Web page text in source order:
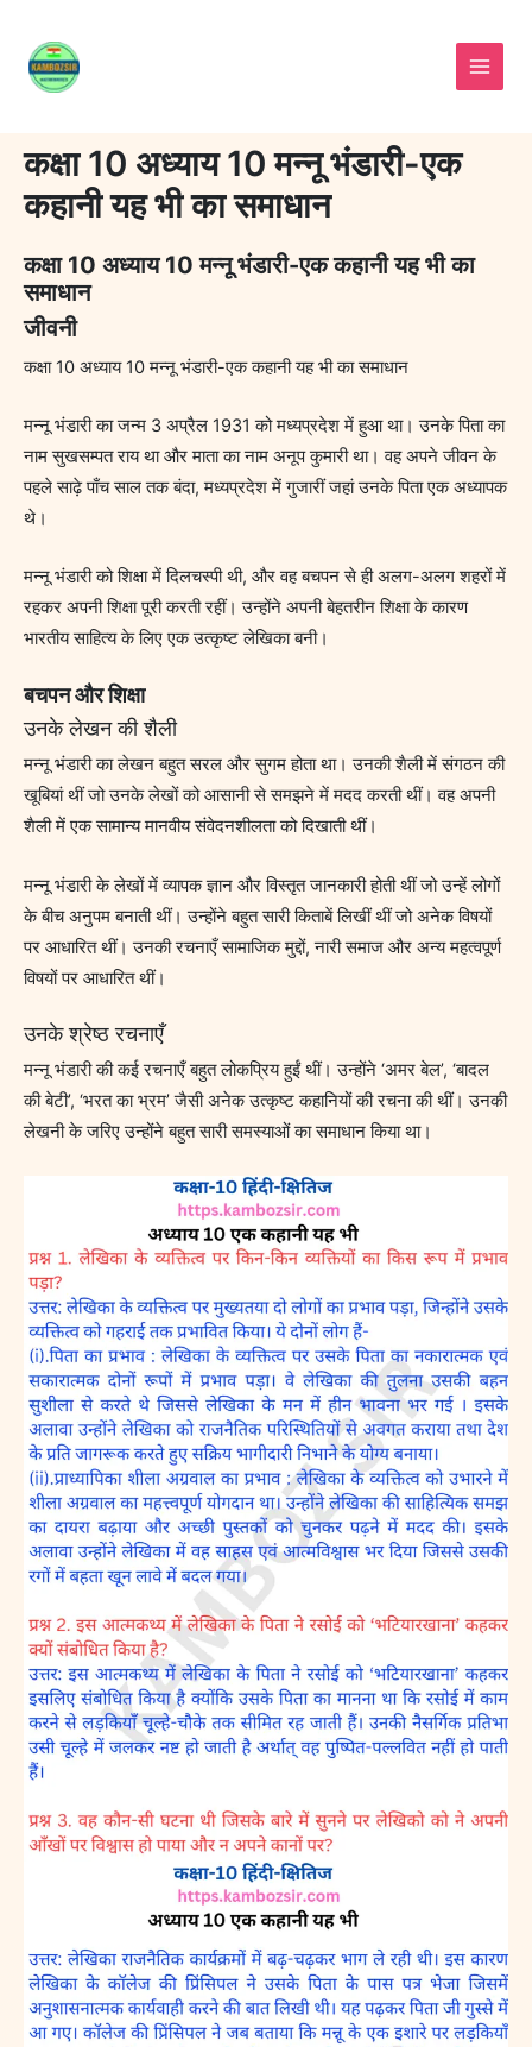
content
कक्षा 10 अध्याय 10 मन्नू भंडारी-एक
कहानी यह भी का समाधान
कक्षा 10 अध्याय 10 मन्नू भंडारी-एक कहानी यह भी का
समाधान
जीवनी
कक्षा 10 अध्याय 10 मन्नू भंडारी-एक कहानी यह भी का समाधान
मन्नू भंडारी का जन्म 3 अप्रैल 1931 को मध्यप्रदेश में हुआ था। उनके पिता का
नाम सुखसम्पत राय था और माता का नाम अनूप कुमारी था। वह अपने जीवन के
पहले साढ़े पाँच साल तक बंदा, मध्यप्रदेश में गुजारीं जहां उनके पिता एक अध्यापक
थे।
मन्नू भंडारी को शिक्षा में दिलचस्पी थी, और वह बचपन से ही अलग-अलग शहरों में
रहकर अपनी शिक्षा पूरी करती रहीं। उन्होंने अपनी बेहतरीन शिक्षा के कारण
भारतीय साहित्य के लिए एक उत्कृष्ट लेखिका बनी।
बचपन और शिक्षा
उनके लेखन की शैली
मन्नू भंडारी का लेखन बहुत सरल और सुगम होता था। उनकी शैली में संगठन की
खूबियां थीं जो उनके लेखों को आसानी से समझने में मदद करती थीं। वह अपनी
शैली में एक सामान्य मानवीय संवेदनशीलता को दिखाती थीं।
मन्नू भंडारी के लेखों में व्यापक ज्ञान और विस्तृत जानकारी होती थीं जो उन्हें लोगों
के बीच अनुपम बनाती थीं। उन्होंने बहुत सारी किताबें लिखीं थीं जो अनेक विषयों
पर आधारित थीं। उनकी रचनाएँ सामाजिक मुद्दों, नारी समाज और अन्य महत्वपूर्ण
विषयों पर आधारित थीं।
उनके श्रेष्ठ रचनाएँ
मन्नू भंडारी की कई रचनाएँ बहुत लोकप्रिय हुईं थीं। उन्होंने ‘अमर बेल’, ‘बादल
की बेटी’, ‘भरत का भ्रम’ जैसी अनेक उत्कृष्ट कहानियों की रचना की थीं। उनकी
लेखनी के जरिए उन्होंने बहुत सारी समस्याओं का समाधान किया था।